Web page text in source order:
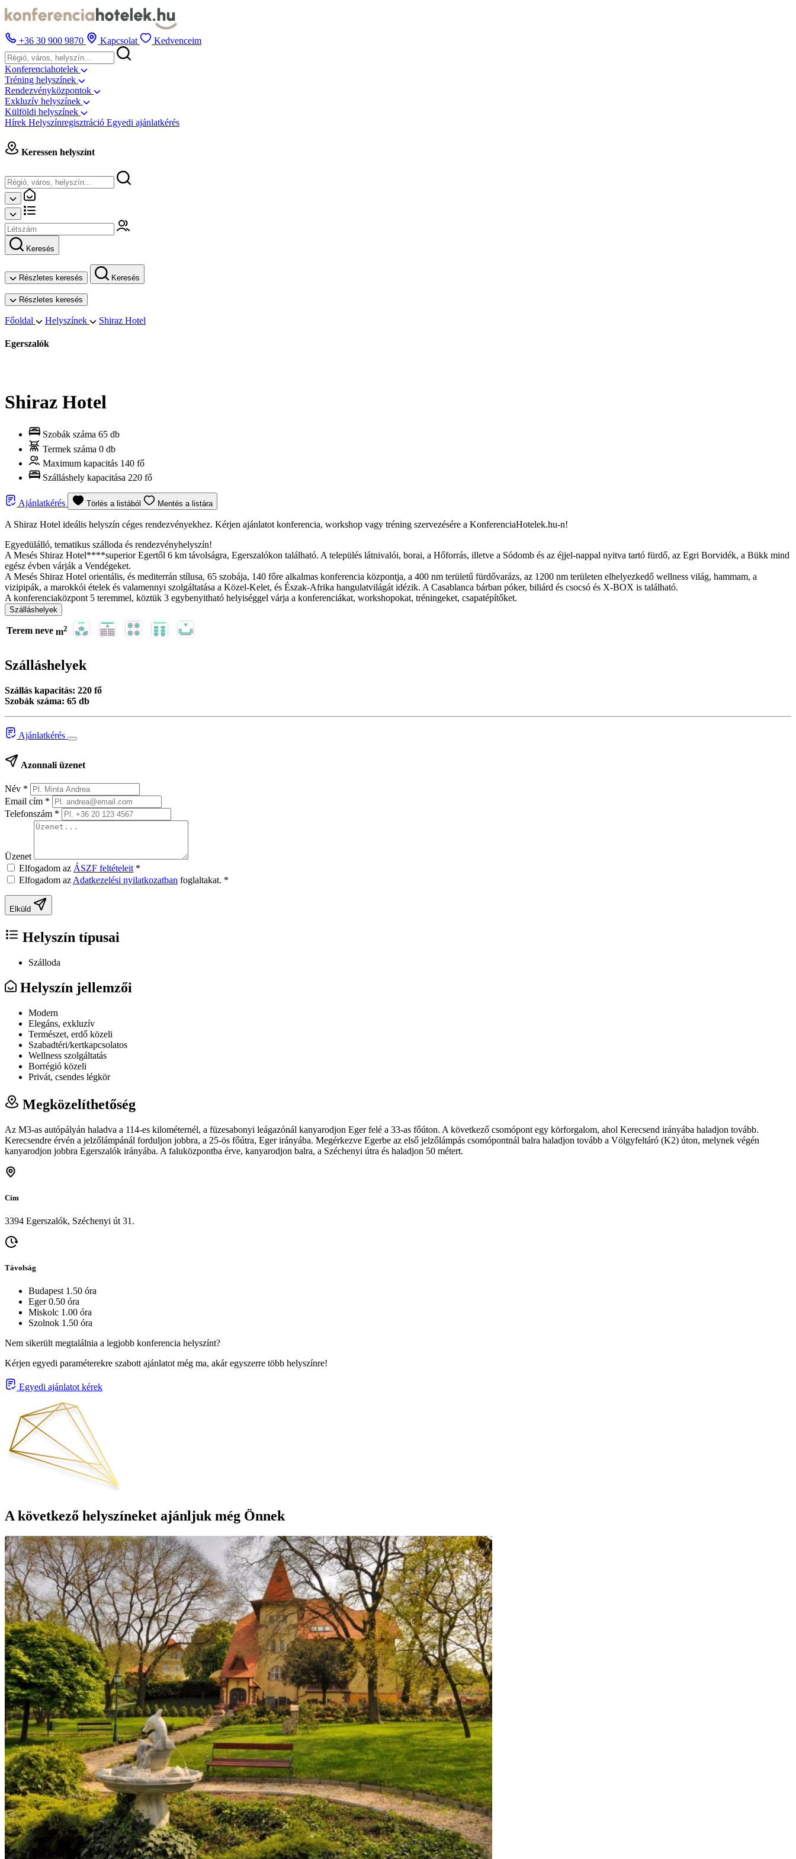
+36 30 900 9870 Kapcsolat Kedvenceim
Konferenciahotelek
Tréning helyszínek
Rendezvényközpontok
Exkluzív helyszínek
Külföldi helyszínek
Hírek Helyszínregisztráció Egyedi ajánlatkérés
Keressen helyszínt
Keresés
Részletes keresés Keresés
Részletes keresés
Főoldal Helyszínek Shiraz Hotel
Egerszalók
Shiraz Hotel
Szobák száma 65 db
Termek száma 0 db
Maximum kapacitás 140 fő
Szálláshely kapacitása 220 fő
Ajánlatkérés Törlés a listából Mentés a listára
A Shiraz Hotel ideális helyszín céges rendezvényekhez. Kérjen ajánlatot konferencia, workshop vagy tréning szervezésére a KonferenciaHotelek.hu-n!
Egyedülálló, tematikus szálloda és rendezvényhelyszín!
A Mesés Shiraz Hotel****superior Egertől 6 km távolságra, Egerszalókon található. A település látnivalói, borai, a Hőforrás, illetve a Sódomb és az éjjel-nappal nyitva tartó fürdő, az Egri Borvidék, a Bükk mind
egész évben várják a Vendégeket.
A Mesés Shiraz Hotel orientális, és mediterrán stílusa, 65 szobája, 140 főre alkalmas konferencia központja, a 400 nm területű fürdővarázs, az 1200 nm területen elhelyezkedő wellness világ, hammam, a
vizipipák, a marokkói ételek és valamennyi szolgáltatása a Közel-Kelet, és Észak-Afrika hangulatvilágát idézik. A Casablanca bárban póker, biliárd és csocsó és X-BOX is található.
A konferenciaközpont 5 teremmel, köztük 3 egybenyitható helyiséggel várja a konferenciákat, workshopokat, tréningeket, csapatépítőket.
Szálláshelyek
Terem neve m2
Szálláshelyek
Szállás kapacitás: 220 fő
Szobák száma: 65 db
Ajánlatkérés
Azonnali üzenet
Név *
Email cím *
Telefonszám *
Üzenet
Elfogadom az ÁSZF feltételeit *
Elfogadom az Adatkezelési nyilatkozatban foglaltakat. *
Elküld
Helyszín típusai
Szálloda
Helyszín jellemzői
Modern
Elegáns, exkluzív
Természet, erdő közeli
Szabadtéri/kertkapcsolatos
Wellness szolgáltatás
Borrégió közeli
Privát, csendes légkör
Megközelíthetőség
Az M3-as autópályán haladva a 114-es kilométernél, a füzesabonyi leágazónál kanyarodjon Eger felé a 33-as főúton. A következő csomópont egy körforgalom, ahol Kerecsend irányába haladjon tovább.
Kerecsendre érvén a jelzőlámpánál forduljon jobbra, a 25-ös főútra, Eger irányába. Megérkezve Egerbe az első jelzőlámpás csomópontnál balra haladjon tovább a Völgyfeltáró (K2) úton, melynek végén
kanyarodjon jobbra Egerszalók irányába. A faluközpontba érve, kanyarodjon balra, a Széchenyi útra és haladjon 50 métert.
Cím
3394 Egerszalók, Széchenyi út 31.
Távolság
Budapest 1.50 óra
Eger 0.50 óra
Miskolc 1.00 óra
Szolnok 1.50 óra
Nem sikerült megtalálnia a legjobb konferencia helyszínt?
Kérjen egyedi paraméterekre szabott ajánlatot még ma, akár egyszerre több helyszínre!
Egyedi ajánlatot kérek
A következő helyszíneket ajánljuk még Önnek